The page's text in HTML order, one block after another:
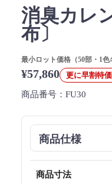
消臭カレ
布〕
最小ロット価格（50部・1色
¥57,860 更に早割特
商品番号： FU30
商品仕様
商品寸法